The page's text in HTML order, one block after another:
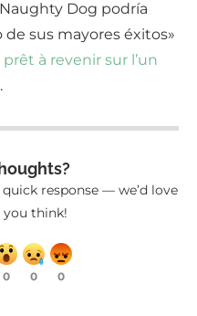
Dog podría
de sus mayores éxitos»
à revenir sur l’un
response — we’d love
think!
0 0 0